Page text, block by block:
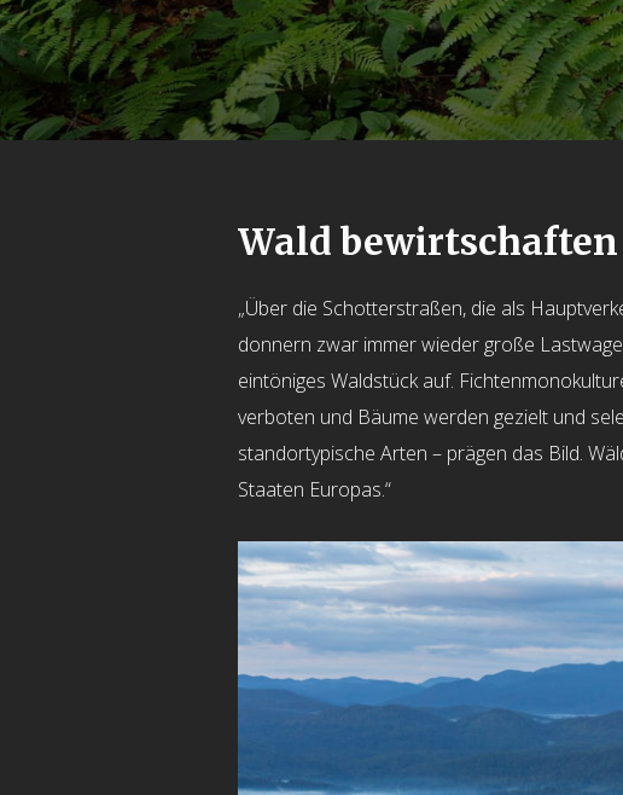
Wald
„Über die Schotterstraßen, die als
donnern zwar immer wieder große
eintöniges Waldstück auf.
verboten und Bäume werden gezielt und
standortypische Arten – prägen das Bild.
Staaten Europas.“